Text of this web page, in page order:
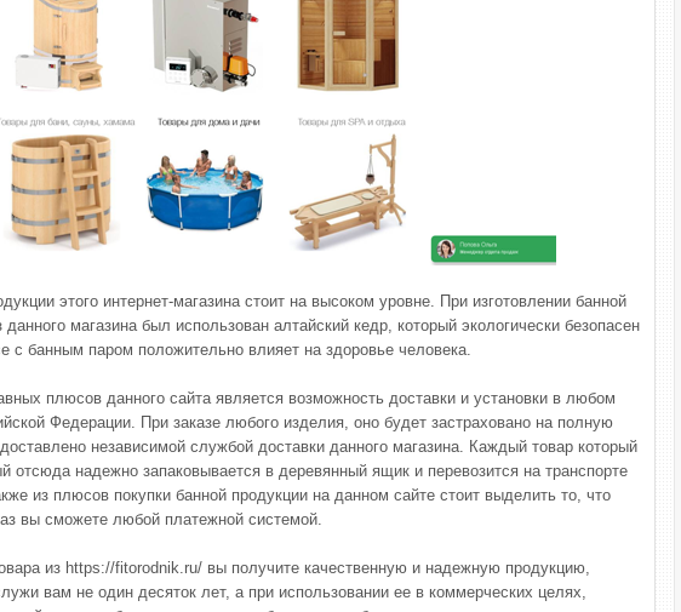
этого интернет-магазина стоит на высоком уровне. При изготовлении банной
данного магазина был использован алтайский кедр, который экологически безопасен
с банным паром положительно влияет на здоровье человека.
плюсов данного сайта является возможность доставки и установки в любом
Федерации. При заказе любого изделия, оно будет застраховано на полную
независимой службой доставки данного магазина. Каждый товар который
отсюда надежно запаковывается в деревянный ящик и перевозится на транспорте
из плюсов покупки банной продукции на данном сайте стоит выделить то, что
вы сможете любой платежной системой.
из https://fitorodnik.ru/ вы получите качественную и надежную продукцию,
вам не один десяток лет, а при использовании ее в коммерческих целях,